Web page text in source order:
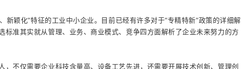
新颖化”特征的工业中小企业。目前已经有许多对于“专精特新”政策的详细解
标准其实就从管理、业务、商业模式、竞争四方面解析了企业未来努力的方
，不仅需要企业科技含量高、设备工艺先进，还需要开展技术创新、管理创